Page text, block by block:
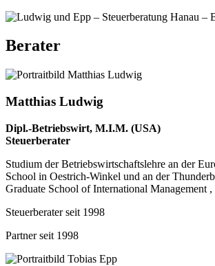
Berater
Matthias Ludwig
Dipl.-Betriebswirt, M.I.M. (USA)
Steuerberater
Studium der Betriebswirtschaftslehre an der
School in Oestrich-Winkel und an der
Graduate School of International Management
Steuerberater seit 1998
Partner seit 1998